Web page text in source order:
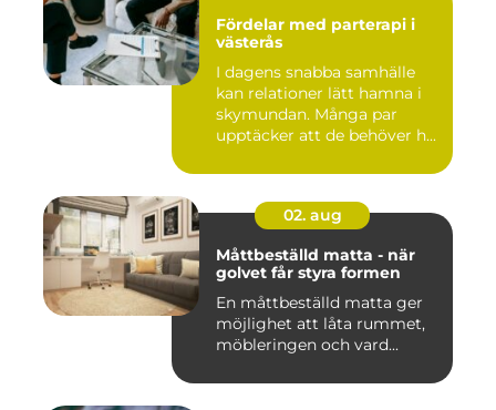
Fördelar med parterapi i
västerås
I dagens snabba samhälle
kan relationer lätt hamna i
skymundan. Många par
upptäcker att de behöver h...
02. aug
Måttbeställd matta - när
golvet får styra formen
En måttbeställd matta ger
möjlighet att låta rummet,
möbleringen och vard...